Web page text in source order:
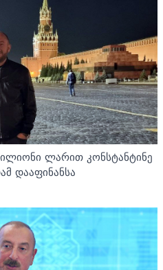
ლარით კონსტანტინე
დააფინანსა